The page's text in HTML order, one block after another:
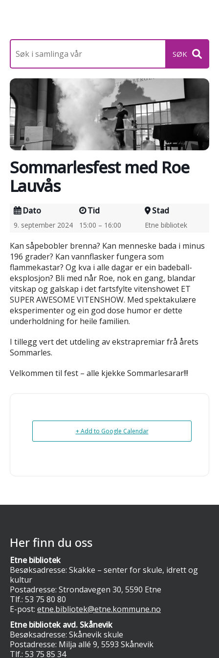
Sommarlesfest med Roe
Lauvås
Dato
9. september 2024
Tid
15:00 – 16:00
Stad
Etne bibliotek
Kan såpebobler brenna? Kan menneske bada i minus
196 grader? Kan vannflasker fungera som
flammekastar? Og kva i alle dagar er ein badeball-
eksplosjon? Bli med når Roe, nok en gang, blandar
vitskap og galskap i det fartsfylte vitenshowet ET
SUPER AWESOME VITENSHOW. Med spektakulære
eksperimenter og ein god dose humor er dette
underholdning for heile familien.
I tillegg vert det utdeling av ekstrapremiar frå årets
Sommarles.
Velkommen til fest – alle kjekke Sommarlesarar!!!
+ Add to Google Calendar
Her finn du oss
Etne bibliotek
Besøksadresse: Skakke – senter for skule, idrett og
kultur
Postadresse: Strondavegen 30, 5590 Etne
Tlf.: 53 75 80 80
E-post: etne.bibliotek@etne.kommune.no
Etne bibliotek avd. Skånevik
Besøksadresse: Skånevik skule
Postadresse: Milja allé 9, 5593 Skånevik
Tlf.: 53 75 85 34